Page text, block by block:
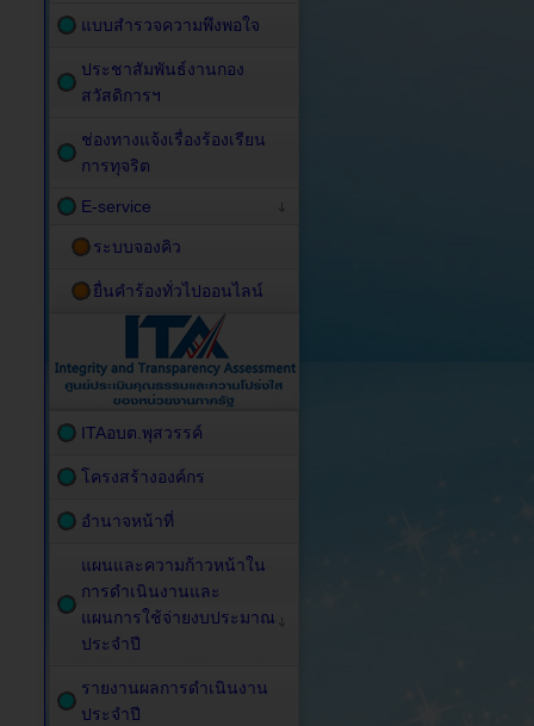
แบบสำรวจความพึงพอใจ
ประชาสัมพันธ์งานกอง
สวัสดิการฯ
ช่องทางแจ้งเรื่องร้องเรียน
การทุจริต
E-service
ระบบจองคิว
ยื่นคำร้องทั่วไปออนไลน์
ITAอบต.พุสวรรค์
โครงสร้างองค์กร
อำนาจหน้าที่
แผนและความก้าวหน้าใน
การดำเนินงานและ
แผนการใช้จ่ายงบประมาณ
ประจำปี
รายงานผลการดำเนินงาน
ประจำปี